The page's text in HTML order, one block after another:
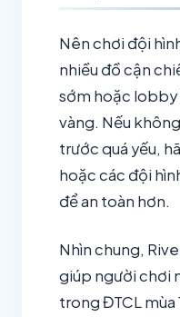
Nên chơi đội
nhiều đồ cận
sớm hoặc lobby
vàng. Nếu
trước quá yếu,
hoặc các đội
để an toàn hơn.
Nhìn chung,
giúp người chơi
trong ĐTCL mùa